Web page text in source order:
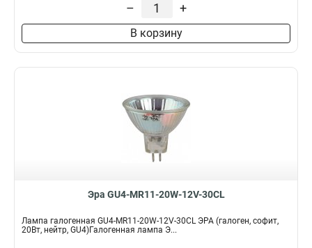
– +
В корзину
Эра GU4-MR11-20W-12V-30CL
Лампа галогенная GU4-MR11-20W-12V-30CL ЭРА (галоген, софит,
20Вт, нейтр, GU4)Галогенная лампа Э...